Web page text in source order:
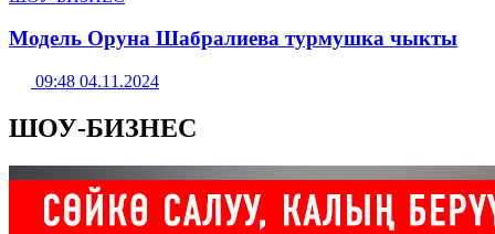
Модель Оруна Шабралиева турмушка чыкты
09:48 04.11.2024
ШОУ-БИЗНЕС